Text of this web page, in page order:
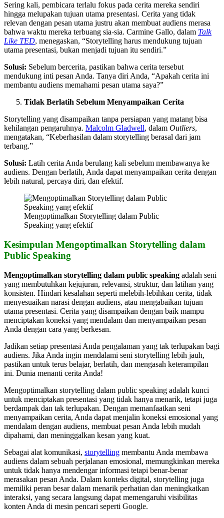
Sering kali, pembicara terlalu fokus pada cerita mereka sendiri
hingga melupakan tujuan utama presentasi. Cerita yang tidak
relevan dengan pesan utama justru akan membuat audiens merasa
bahwa waktu mereka terbuang sia-sia. Carmine Gallo, dalam Talk
Like TED, menegaskan, “Storytelling harus mendukung tujuan
utama presentasi, bukan menjadi tujuan itu sendiri.”
Solusi: Sebelum bercerita, pastikan bahwa cerita tersebut
mendukung inti pesan Anda. Tanya diri Anda, “Apakah cerita ini
membantu audiens memahami pesan utama saya?”
Tidak Berlatih Sebelum Menyampaikan Cerita
Storytelling yang disampaikan tanpa persiapan yang matang bisa
kehilangan pengaruhnya. Malcolm Gladwell, dalam Outliers,
mengatakan, “Keberhasilan dalam storytelling berasal dari jam
terbang.”
Solusi: Latih cerita Anda berulang kali sebelum membawanya ke
audiens. Dengan berlatih, Anda dapat menyampaikan cerita dengan
lebih natural, percaya diri, dan efektif.
Mengoptimalkan Storytelling dalam Public
Speaking yang efektif
Kesimpulan Mengoptimalkan Storytelling dalam
Public Speaking
Mengoptimalkan storytelling dalam public speaking adalah seni
yang membutuhkan kejujuran, relevansi, struktur, dan latihan yang
konsisten. Hindari kesalahan seperti melebih-lebihkan cerita, tidak
menyesuaikan narasi dengan audiens, atau mengabaikan tujuan
utama presentasi. Cerita yang disampaikan dengan baik mampu
menciptakan koneksi yang mendalam dan menyampaikan pesan
Anda dengan cara yang berkesan.
Jadikan setiap presentasi Anda pengalaman yang tak terlupakan bagi
audiens. Jika Anda ingin mendalami seni storytelling lebih jauh,
pastikan untuk terus belajar, berlatih, dan mengasah keterampilan
ini. Dunia menanti cerita Anda!
Mengoptimalkan storytelling dalam public speaking adalah kunci
untuk menciptakan presentasi yang tidak hanya menarik, tetapi juga
berdampak dan tak terlupakan. Dengan memanfaatkan seni
menyampaikan cerita, Anda dapat menjalin koneksi emosional yang
mendalam dengan audiens, membuat pesan Anda lebih mudah
dipahami, dan meninggalkan kesan yang kuat.
Sebagai alat komunikasi, storytelling membantu Anda membawa
audiens dalam sebuah perjalanan emosional, memungkinkan mereka
untuk tidak hanya mendengar informasi tetapi benar-benar
merasakan pesan Anda. Dalam konteks digital, storytelling juga
memiliki peran besar dalam menarik perhatian dan meningkatkan
interaksi, yang secara langsung dapat memengaruhi visibilitas
konten Anda di mesin pencari seperti Google.